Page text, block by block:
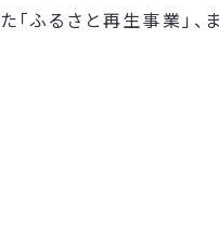
ふるさと再生事業